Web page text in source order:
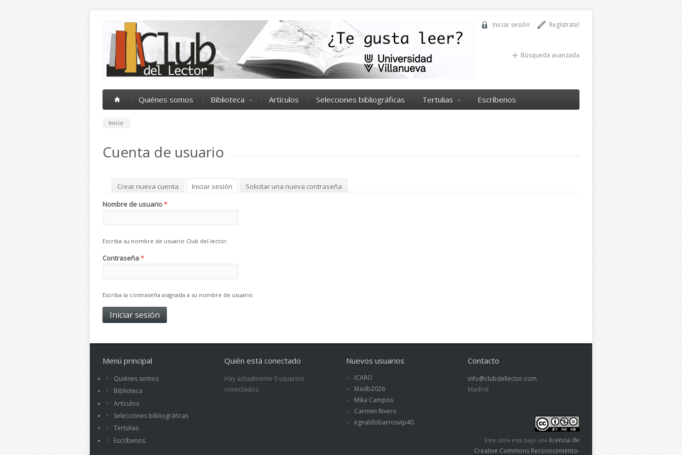
Regístrate!
Iniciar sesión
Búsqueda avanzada
Quiénes somos Biblioteca Artículos Selecciones bibliográficas Tertulias Escríbenos
Inicio
Cuenta de usuario
Solapas principales
Crear nueva cuenta Iniciar sesión (solapa activa)
Solicitar una nueva contraseña
Nombre de usuario*
Escriba su nombre de usuario Club del lector.
Contraseña*
Escriba la contraseña asignada a su nombre de usuario.
Menú principal
Quiénes somos
Biblioteca
Artículos
Selecciones bibliográficas
Tertulias
Escríbenos
Quién está conectado
Hay actualmente 0 usuarios
conectados.
Nuevos usuarios
ICARO
Madb2026
Mika Campos
Carmen Rivero
egnaldobarrosvip40
Contacto
info@clubdellector.com
Madrid
Este obra está bajo una licencia de
Creative Commons Reconocimiento-